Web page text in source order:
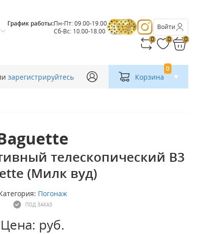
Войти
График работы:Пн-Пт: 09.00-19.00
Сб-Вс: 10.00-18.00
0 0 0
зарегистрируйтесь Корзина
0
телескопический В3
(Милк вуд)
Погонаж
ПОД ЗАКАЗ
Цена: руб.